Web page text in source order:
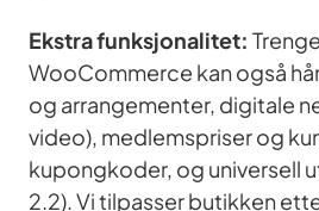
Ekstra funksjonalitet:
WooCommerce kan også
og arrangementer, digitale
video), medlemspriser og
kupongkoder, og universell
2.2). Vi tilpasser butikken